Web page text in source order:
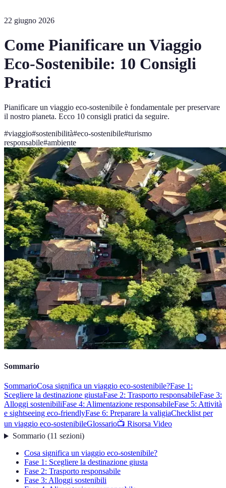
22 giugno 2026
Come Pianificare un Viaggio
Eco-Sostenibile: 10 Consigli
Pratici
Pianificare un viaggio eco-sostenibile è fondamentale per preservare
il nostro pianeta. Ecco 10 consigli pratici da seguire.
#viaggio#sostenibilità#eco-sostenibile#turismo
responsabile#ambiente
Sommario
SommarioCosa significa un viaggio eco-sostenibile?Fase 1:
Scegliere la destinazione giustaFase 2: Trasporto responsabileFase 3:
Alloggi sostenibiliFase 4: Alimentazione responsabileFase 5: Attività
e sightseeing eco-friendlyFase 6: Preparare la valigiaChecklist per
un viaggio eco-sostenibileGlossario📺 Risorsa Video
Sommario(11 sezioni)
Cosa significa un viaggio eco-sostenibile?
Fase 1: Scegliere la destinazione giusta
Fase 2: Trasporto responsabile
Fase 3: Alloggi sostenibili